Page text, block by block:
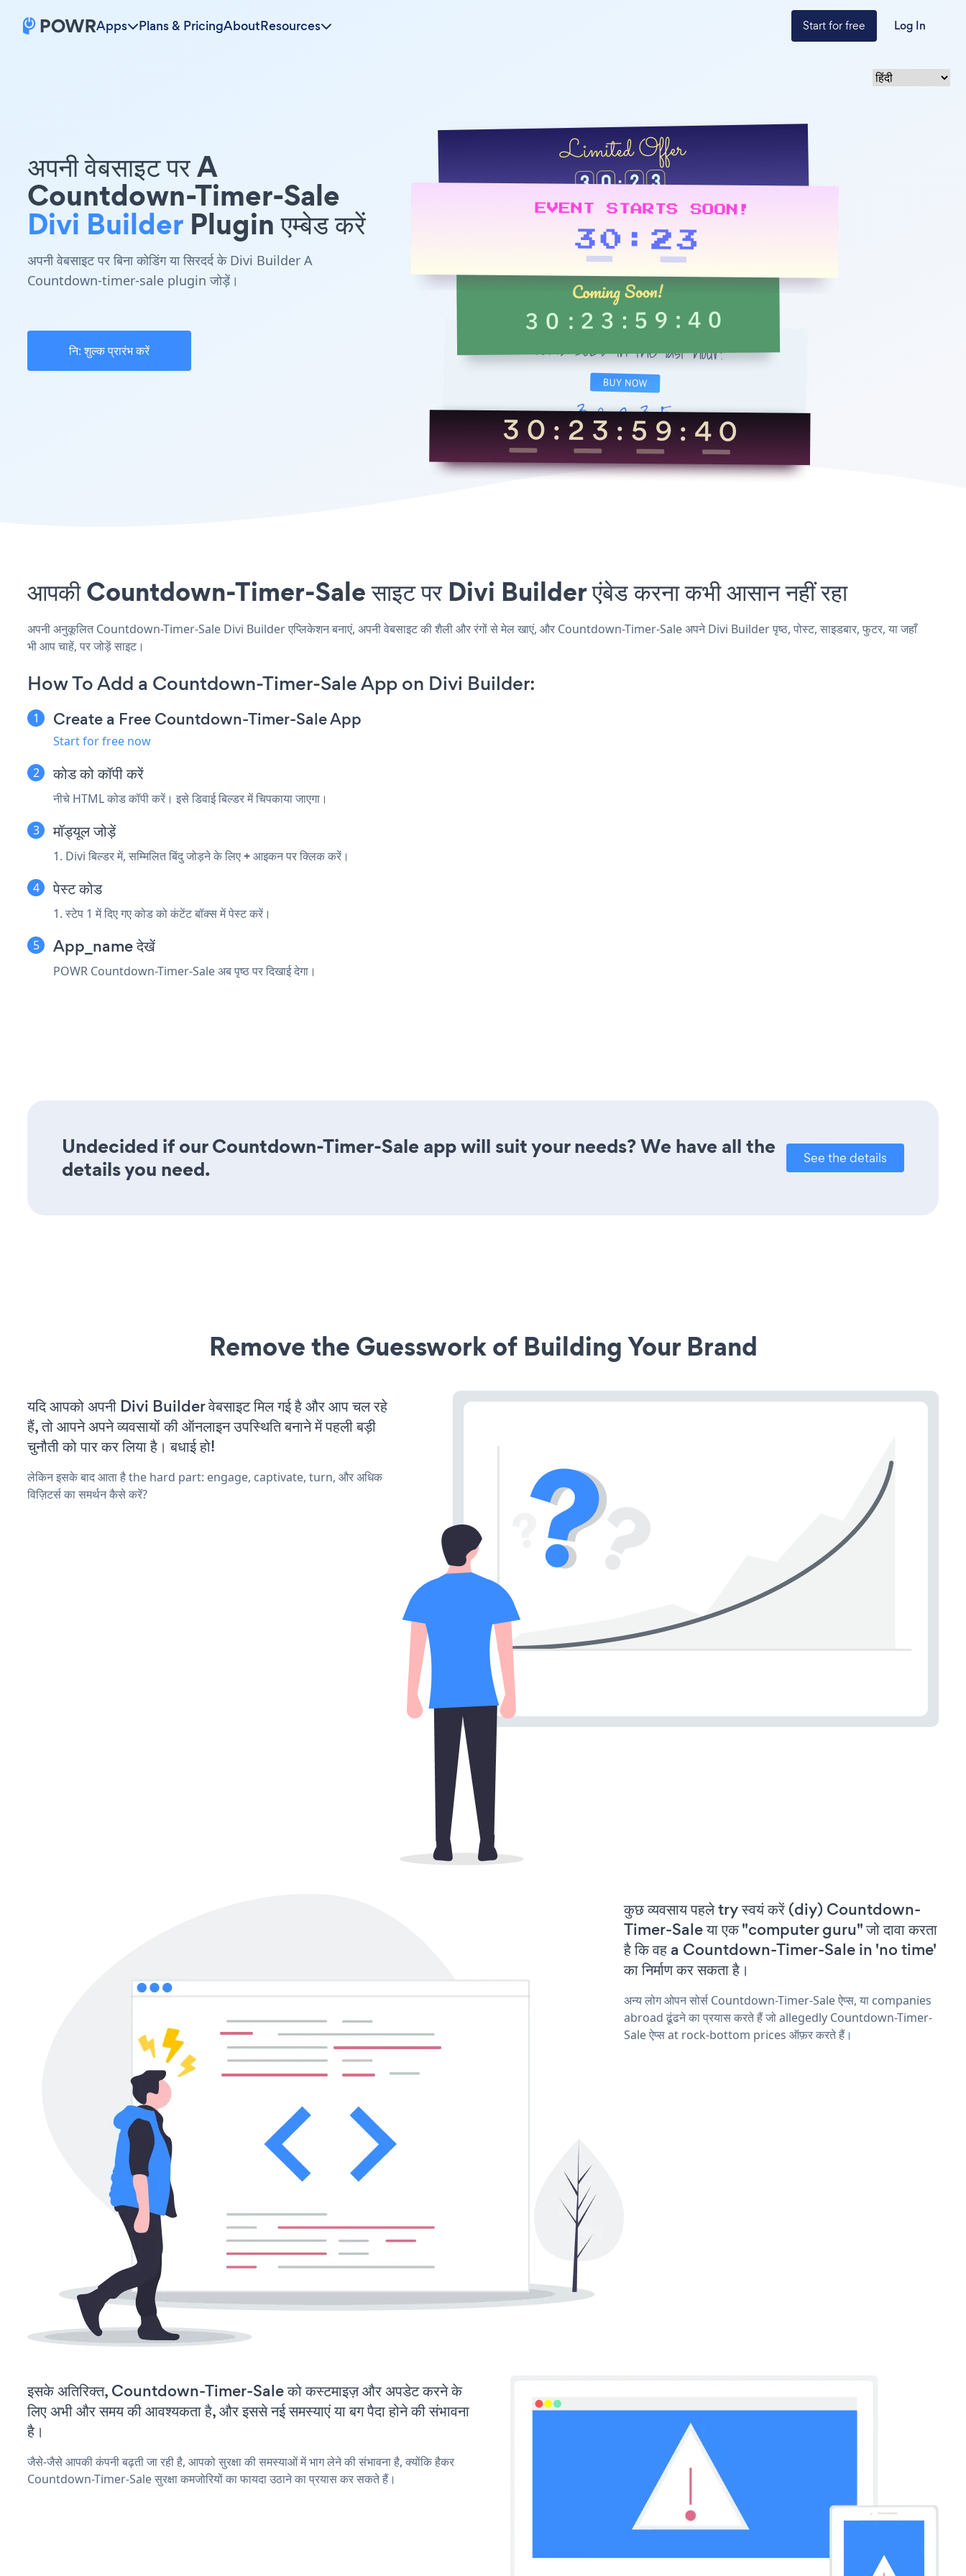
Apps Plans & PricingAboutResources Start for free Log In
अपनी वेबसाइट पर A
Countdown-Timer-Sale
Divi Builder Plugin एम्बेड करें
अपनी वेबसाइट पर बिना कोडिंग या सिरदर्द के Divi Builder A
Countdown-timer-sale plugin जोड़ें।
नि: शुल्क प्रारंभ करें
आपकी Countdown-Timer-Sale साइट पर Divi Builder एंबेड करना कभी आसान नहीं रहा
अपनी अनुकूलित Countdown-Timer-Sale Divi Builder एप्लिकेशन बनाएं, अपनी वेबसाइट की शैली और रंगों से मेल खाएं, और Countdown-Timer-Sale अपने Divi Builder पृष्ठ, पोस्ट, साइडबार, फुटर, या जहाँ
भी आप चाहें, पर जोड़ें साइट।
How To Add a Countdown-Timer-Sale App on Divi Builder:
Create a Free Countdown-Timer-Sale App
Start for free now
कोड को कॉपी करें
नीचे HTML कोड कॉपी करें। इसे डिवाई बिल्डर में चिपकाया जाएगा।
मॉड्यूल जोड़ें
1. Divi बिल्डर में, सम्मिलित बिंदु जोड़ने के लिए+आइकन पर क्लिक करें।
पेस्ट कोड
1. स्टेप 1 में दिए गए कोड को कंटेंट बॉक्स में पेस्ट करें।
App_name देखें
POWR Countdown-Timer-Sale अब पृष्ठ पर दिखाई देगा।
Undecided if our Countdown-Timer-Sale app will suit your needs? We have all the
details you need.
See the details
Remove the Guesswork of Building Your Brand
यदि आपको अपनी Divi Builder वेबसाइट मिल गई है और आप चल रहे
हैं, तो आपने अपने व्यवसायों की ऑनलाइन उपस्थिति बनाने में पहली बड़ी
चुनौती को पार कर लिया है। बधाई हो!
लेकिन इसके बाद आता है the hard part: engage, captivate, turn, और अधिक
विज़िटर्स का समर्थन कैसे करें?
कुछ व्यवसाय पहले try स्वयं करें (diy) Countdown-
Timer-Sale या एक "computer guru" जो दावा करता
है कि वह a Countdown-Timer-Sale in 'no time'
का निर्माण कर सकता है।
अन्य लोग ओपन सोर्स Countdown-Timer-Sale ऐप्स, या companies
abroad ढूंढने का प्रयास करते हैं जो allegedly Countdown-Timer-
Sale ऐप्स at rock-bottom prices ऑफ़र करते हैं।
इसके अतिरिक्त, Countdown-Timer-Sale को कस्टमाइज़ और अपडेट करने के
लिए अभी और समय की आवश्यकता है, और इससे नई समस्याएं या बग पैदा होने की संभावना
है।
जैसे-जैसे आपकी कंपनी बढ़ती जा रही है, आपको सुरक्षा की समस्याओं में भाग लेने की संभावना है, क्योंकि हैकर
Countdown-Timer-Sale सुरक्षा कमजोरियों का फायदा उठाने का प्रयास कर सकते हैं।